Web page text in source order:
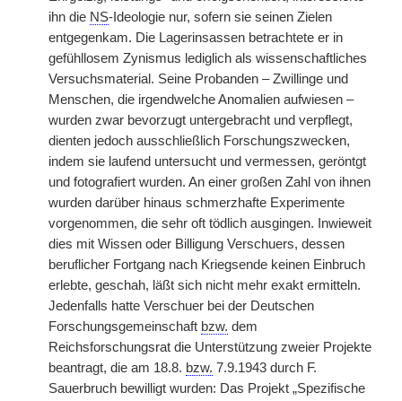
ihn die NS-Ideologie nur, sofern sie seinen Zielen
entgegenkam. Die Lagerinsassen betrachtete er in
gefühllosem Zynismus lediglich als wissenschaftliches
Versuchsmaterial. Seine Probanden – Zwillinge und
Menschen, die irgendwelche Anomalien aufwiesen –
wurden zwar bevorzugt untergebracht und verpflegt,
dienten jedoch ausschließlich Forschungszwecken,
indem sie laufend untersucht und vermessen, geröntgt
und fotografiert wurden. An einer großen Zahl von ihnen
wurden darüber hinaus schmerzhafte Experimente
vorgenommen, die sehr oft tödlich ausgingen. Inwieweit
dies mit Wissen oder Billigung Verschuers, dessen
beruflicher Fortgang nach Kriegsende keinen Einbruch
erlebte, geschah, läßt sich nicht mehr exakt ermitteln.
Jedenfalls hatte Verschuer bei der Deutschen
Forschungsgemeinschaft bzw. dem
Reichsforschungsrat die Unterstützung zweier Projekte
beantragt, die am 18.8. bzw. 7.9.1943 durch F.
Sauerbruch bewilligt wurden: Das Projekt „Spezifische